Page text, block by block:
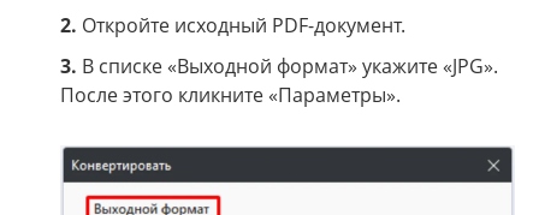
2. Откройте исходный PDF-документ.
3. В списке «Выходной формат» укажите «JPG».
После этого кликните «Параметры».